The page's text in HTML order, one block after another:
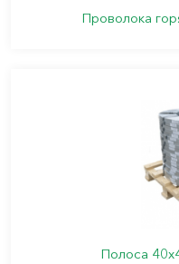
Проволока
Полоса